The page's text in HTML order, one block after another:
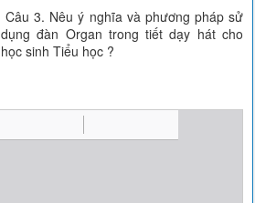
Câu 3. Nêu ý nghĩa và phương pháp sử
dụng đàn Organ trong tiết dạy hát cho
học sinh Tiểu học ?